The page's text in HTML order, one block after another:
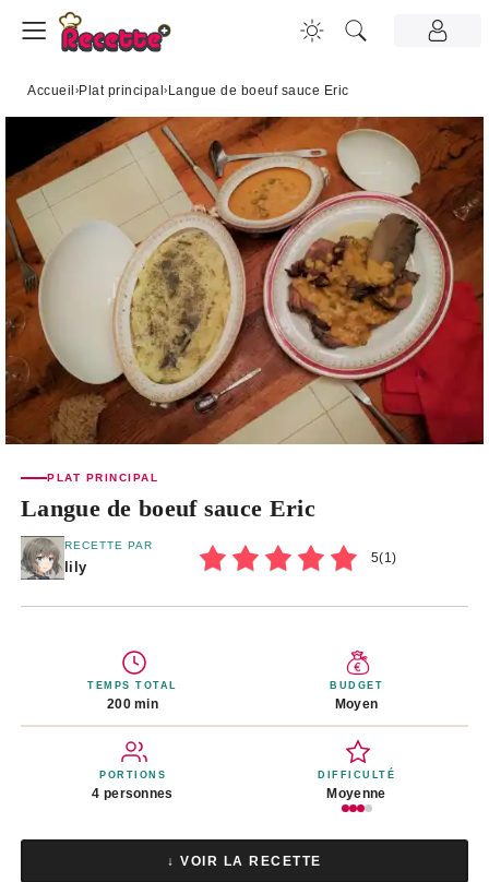
Accueil ›Plat principal › Langue de boeuf sauce Eric
PLAT PRINCIPAL
Langue de boeuf sauce Eric
RECETTE PAR
lily
5(1)
TEMPS TOTAL
200 min
BUDGET
Moyen
PORTIONS
4 personnes
DIFFICULTÉ
Moyenne
↓ VOIR LA RECETTE